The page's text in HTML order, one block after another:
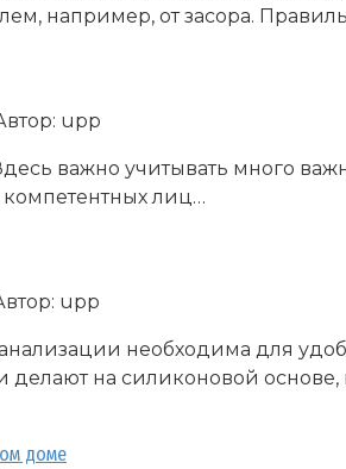
например, от засора.
upp
важно учитывать много
компетентных лиц…
upp
необходима для
на силиконовой основе,
доме